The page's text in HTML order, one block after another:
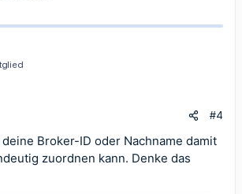
#4
Broker-ID oder Nachname damit
zuordnen kann. Denke das